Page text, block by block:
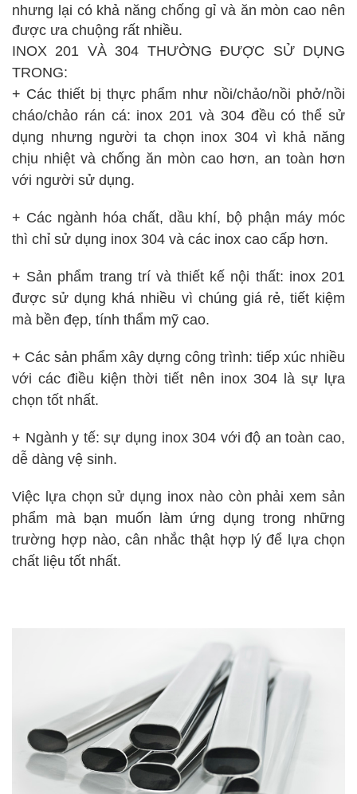
nhưng lại có khả năng chống gỉ và ăn mòn cao nên
được ưa chuộng rất nhiều.
INOX 201 VÀ 304 THƯỜNG ĐƯỢC SỬ DỤNG
TRONG:
+ Các thiết bị thực phẩm như nồi/chảo/nồi phở/nồi
cháo/chảo rán cá: inox 201 và 304 đều có thể sử
dụng nhưng người ta chọn inox 304 vì khả năng
chịu nhiệt và chống ăn mòn cao hơn, an toàn hơn
với người sử dụng.
+ Các ngành hóa chất, dầu khí, bộ phận máy móc
thì chỉ sử dụng inox 304 và các inox cao cấp hơn.
+ Sản phẩm trang trí và thiết kế nội thất: inox 201
được sử dụng khá nhiều vì chúng giá rẻ, tiết kiệm
mà bền đẹp, tính thẩm mỹ cao.
+ Các sản phẩm xây dựng công trình: tiếp xúc nhiều
với các điều kiện thời tiết nên inox 304 là sự lựa
chọn tốt nhất.
+ Ngành y tế: sự dụng inox 304 với độ an toàn cao,
dễ dàng vệ sinh.
Việc lựa chọn sử dụng inox nào còn phải xem sản
phẩm mà bạn muốn làm ứng dụng trong những
trường hợp nào, cân nhắc thật hợp lý để lựa chọn
chất liệu tốt nhất.